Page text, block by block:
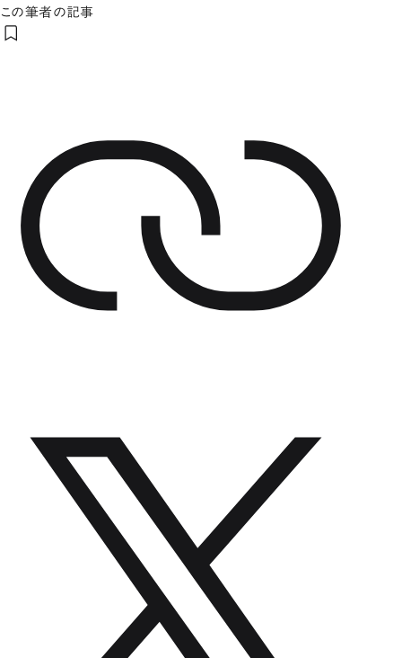
この筆者の記事